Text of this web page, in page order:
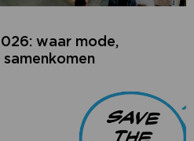
waar mode,